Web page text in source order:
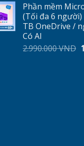
là:
Phần mềm
(Tối đa 6
TB OneDrive /
Có AI
2.990.000VND